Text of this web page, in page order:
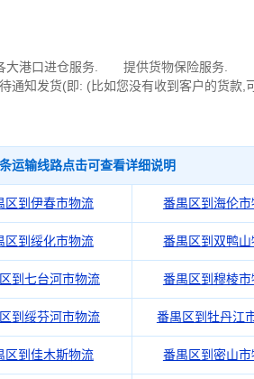
大港口进仓服务. 提供货物保险服务.
知发货(即: (比如您没有收到客户的货款,
运输线路点击可查看详细说明
区到伊春市物流 番禺区到海伦市
区到绥化市物流 番禺区到双鸭山
到七台河市物流 番禺区到穆棱市
到绥芬河市物流 番禺区到牡丹江
区到佳木斯物流 番禺区到密山市